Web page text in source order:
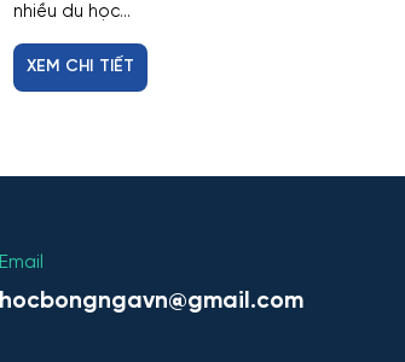
nhiều du học...
XEM CHI TIẾT
Email
hocbongngavn@gmail.com